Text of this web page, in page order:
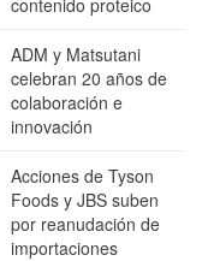
ADM y Matsutani
celebran 20 años de
colaboración e
innovación
Acciones de Tyson
Foods y JBS suben
por reanudación de
importaciones